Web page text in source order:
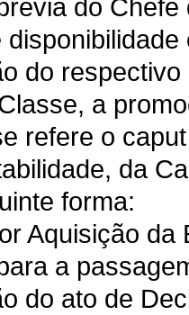
do
do
a
refere o
da
forma:
Aquisição da
a
do ato de